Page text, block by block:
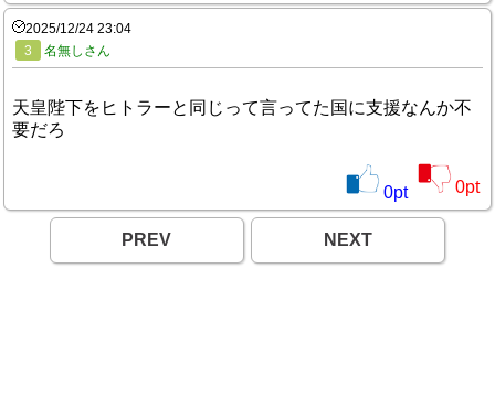
2025/12/24 23:04
3
名無しさん
天皇陛下をヒトラーと同じって言ってた国に支援なんか不
要だろ
0pt 0pt
PREV NEXT